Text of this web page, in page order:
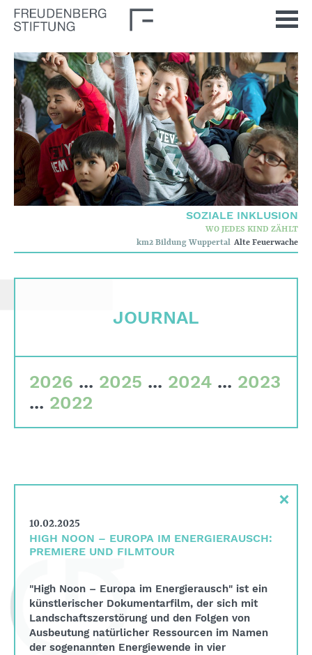
SOZIALE INKLUSION
WO JEDES KIND ZÄHLT
km2 Bildung Wuppertal Alte Feuerwache
JOURNAL
2026 ... 2025 ... 2024 ... 2023
... 2022
×
10.02.2025
HIGH NOON – EUROPA IM ENERGIERAUSCH:
PREMIERE UND FILMTOUR
"High Noon – Europa im Energierausch" ist ein
künstlerischer Dokumentarfilm, der sich mit
Landschaftszerstörung und den Folgen von
Ausbeutung natürlicher Ressourcen im Namen
der sogenannten Energiewende in vier
Startseite
Aktuelles
Journal
Impulse
Demokratische Kultur
Soziale Inklusion
Qualitätskriterien
English